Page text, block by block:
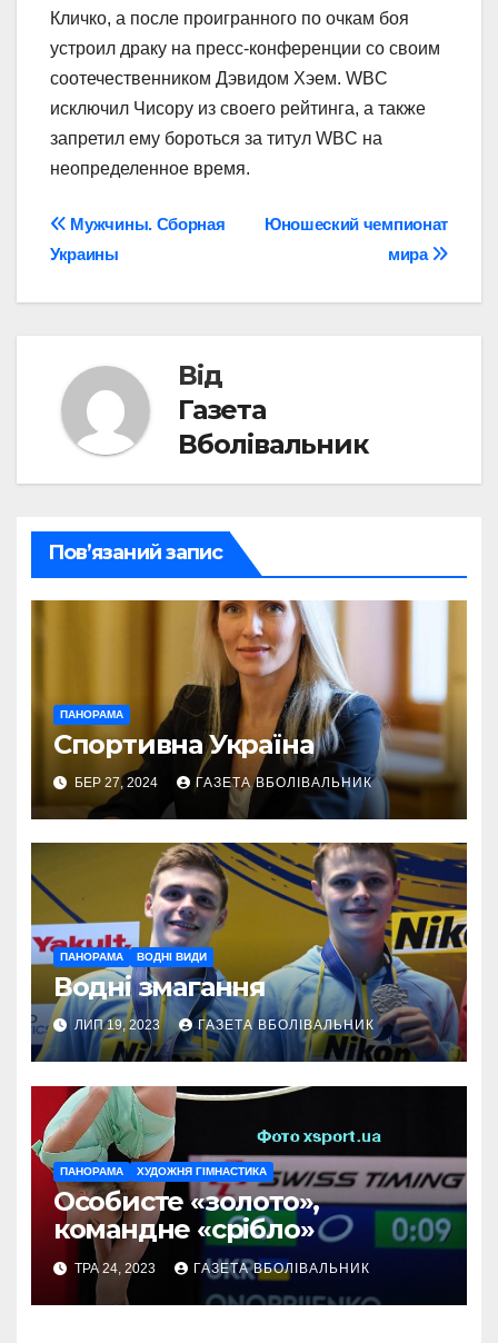
Кличко, а после проигранного по очкам боя
устроил драку на пресс-конференции со своим
соотечественником Дэвидом Хэем. WBC
исключил Чисору из своего рейтинга, а также
запретил ему бороться за титул WBC на
неопределенное время.
Навігація
записів
Юношеский чемпионат
мира
Мужчины. Сборная
Украины
Від
Газета
Вболівальник
Пов’язаний запис
ПАНОРАМА
Спортивна Україна
БЕР 27, 2024 ГАЗЕТА ВБОЛІВАЛЬНИК
ПАНОРАМА ВОДНІ ВИДИ
Водні змагання
ЛИП 19, 2023 ГАЗЕТА ВБОЛІВАЛЬНИК
ПАНОРАМА ХУДОЖНЯ ГІМНАСТИКА
Особисте «золото»,
командне «срібло»
ТРА 24, 2023 ГАЗЕТА ВБОЛІВАЛЬНИК